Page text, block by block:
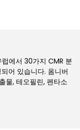
에서 30가지 CMR 분
어 있습니다. 옴니버
물, 테오필린, 펜타소